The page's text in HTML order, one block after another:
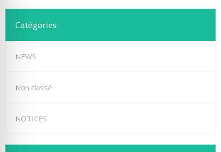
Catégories
NEWS
Non classé
NOTICES